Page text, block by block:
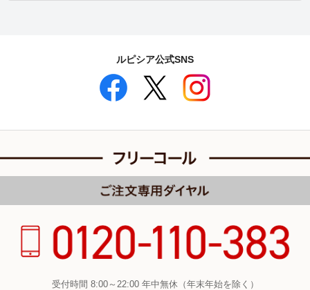
ルピシア公式SNS
受付時間 8:00～22:00 年中無休（年末年始を除く）